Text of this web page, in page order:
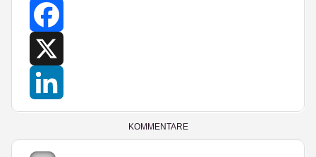
Facebook
KOMMENTARE